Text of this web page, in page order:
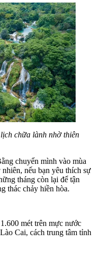
chữa lành nhờ thiên
chuyển mình vào mùa
nếu bạn yêu thích sự
tháng còn lại để tận
thác chảy hiền hòa.
mét trên mực nước
Cai, cách trung tâm tỉnh